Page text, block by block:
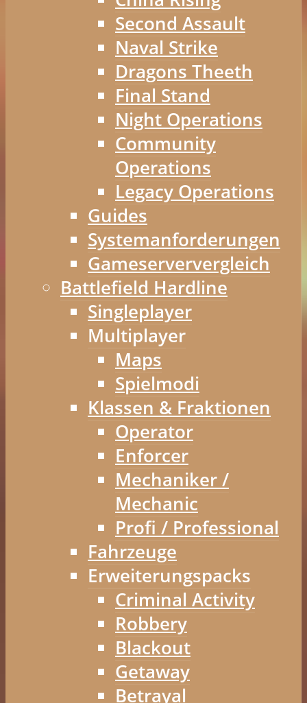
Second Assault
Naval Strike
Dragons Theeth
Final Stand
Night Operations
Community
Operations
Legacy Operations
Guides
Systemanforderungen
Gameserververgleich
Battlefield Hardline
Singleplayer
Multiplayer
Maps
Spielmodi
Klassen & Fraktionen
Operator
Enforcer
Mechaniker /
Mechanic
Profi / Professional
Fahrzeuge
Erweiterungspacks
Criminal Activity
Robbery
Blackout
Getaway
Betrayal